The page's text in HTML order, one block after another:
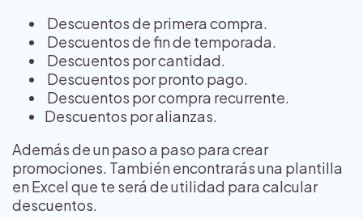
Descuentos de primera compra.
Descuentos de fin de temporada.
Descuentos por cantidad.
Descuentos por pronto pago.
Descuentos por compra recurrente.
Descuentos por alianzas.
Además de un paso a paso para crear
promociones. También encontrarás una plantilla
en Excel que te será de utilidad para calcular
descuentos.